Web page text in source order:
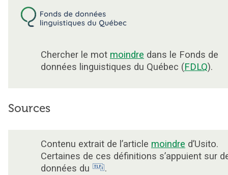
Chercher le mot moindre dans le Fonds de
données linguistiques du Québec (FDLQ).
Sources
Contenu extrait de l’article moindre d’Usito.
Certaines de ces définitions s’appuient sur
données du
.